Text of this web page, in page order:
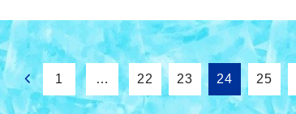
1 … 22 23 24 25